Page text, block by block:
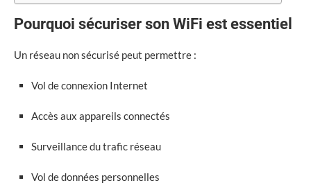
Pourquoi sécuriser son WiFi est essentiel
Un réseau non sécurisé peut permettre :
Vol de connexion Internet
Accès aux appareils connectés
Surveillance du trafic réseau
Vol de données personnelles